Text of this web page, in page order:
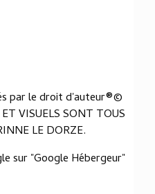
par le droit d'auteur®©
VISUELS SONT TOUS
LE DORZE.
sur "Google Hébergeur"